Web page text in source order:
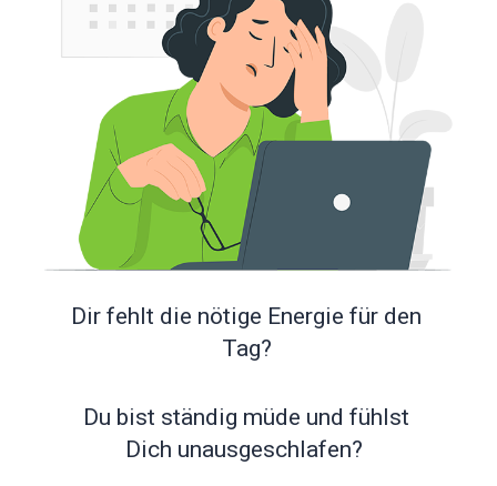
Dir fehlt die nötige Energie für den
Tag?
Du bist ständig müde und fühlst
Dich unausgeschlafen?